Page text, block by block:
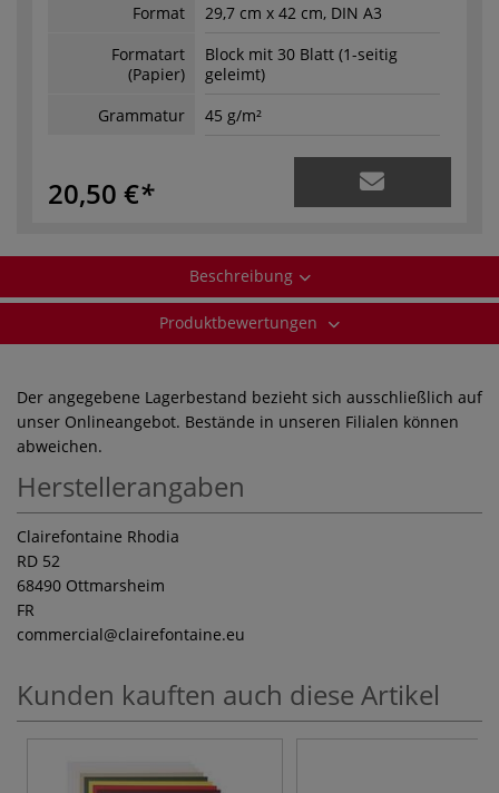
Format
29,7 cm x 42 cm, DIN A3
Formatart
(Papier)
Block mit 30 Blatt (1-seitig
geleimt)
Grammatur
45 g/m²
20,50 €
Beschreibung
Produktbewertungen
Der angegebene Lagerbestand bezieht sich ausschließlich auf
unser Onlineangebot. Bestände in unseren Filialen können
abweichen.
Herstellerangaben
Clairefontaine Rhodia
RD 52
68490 Ottmarsheim
FR
commercial@clairefontaine.eu
Kunden kauften auch diese Artikel